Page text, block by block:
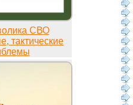
СВО
тактические